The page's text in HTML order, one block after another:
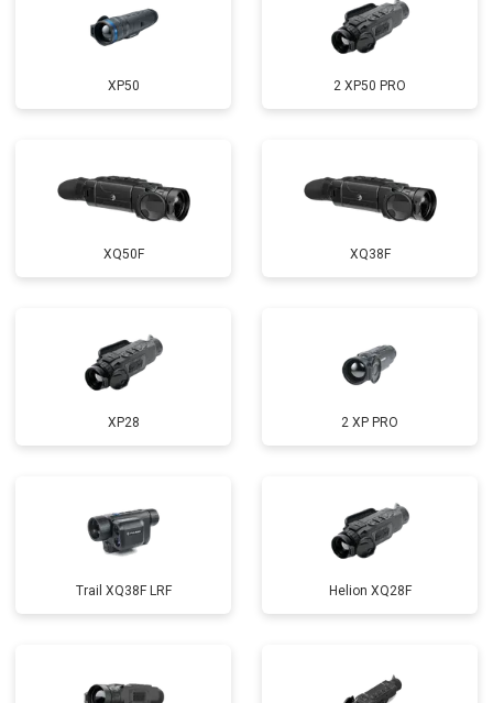
XP50 2 XP50 PRO
XQ50F XQ38F
XP28 2 XP PRO
Trail XQ38F LRF Helion XQ28F